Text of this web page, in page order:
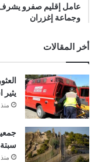
عامل إقليم صفرو يشرف
وجماعة إغزران
أخر المقالات
يثير
منذ 6 ساعات
منذ 8 ساعات